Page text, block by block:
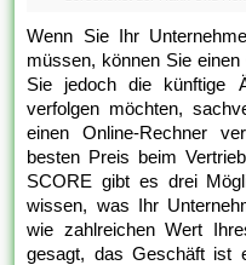
Wenn Sie Ihr
müssen, können Sie
Sie jedoch die künftige
verfolgen möchten,
einen Online-Rechner
besten Preis beim
SCORE gibt es drei
wissen, was Ihr
wie zahlreichen Wert
gesagt, das Geschäft ist